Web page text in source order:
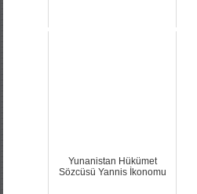
Yunanistan Hükümet
Sözcüsü Yannis İkonomu